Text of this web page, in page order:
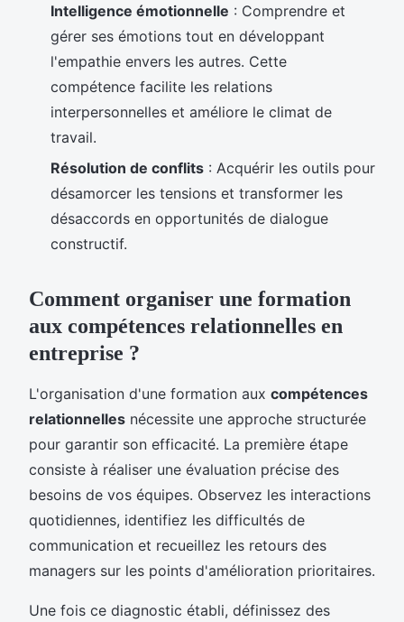
Intelligence émotionnelle : Comprendre et
gérer ses émotions tout en développant
l'empathie envers les autres. Cette
compétence facilite les relations
interpersonnelles et améliore le climat de
travail.
Résolution de conflits : Acquérir les outils pour
désamorcer les tensions et transformer les
désaccords en opportunités de dialogue
constructif.
Comment organiser une formation
aux compétences relationnelles en
entreprise ?
L'organisation d'une formation aux compétences
relationnelles nécessite une approche structurée
pour garantir son efficacité. La première étape
consiste à réaliser une évaluation précise des
besoins de vos équipes. Observez les interactions
quotidiennes, identifiez les difficultés de
communication et recueillez les retours des
managers sur les points d'amélioration prioritaires.
Une fois ce diagnostic établi, définissez des